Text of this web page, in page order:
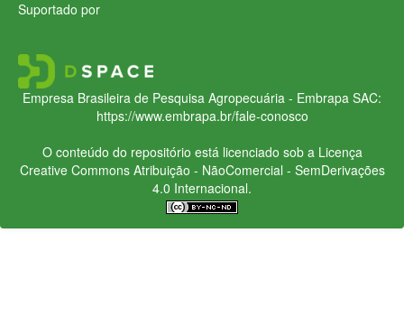
Suportado por
Empresa Brasileira de Pesquisa Agropecuária - Embrapa SAC:
https://www.embrapa.br/fale-conosco
O conteúdo do repositório está licenciado sob a Licença
Creative CommonsAtribuição - NãoComercial - SemDerivações
4.0 Internacional.